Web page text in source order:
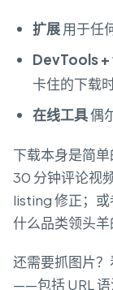
扩展 用于任
DevTools
卡住的下载时
在线工具偶
下载本身是简单
30 分钟评论视
listing 修正；
什么品类领头羊
还需要抓图片？
——包括 URL 语